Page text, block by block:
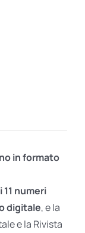
in formato
11 numeri
digitale, e la
e la Rivista